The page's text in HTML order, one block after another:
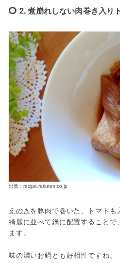
2. 煮崩れしない肉巻き入り
出典：recipe.rakuten.co.jp
えのき を豚肉で巻いた、トマトも
綺麗に並べて鍋に配置することで
ます。
味の濃いお鍋とも好相性ですね。